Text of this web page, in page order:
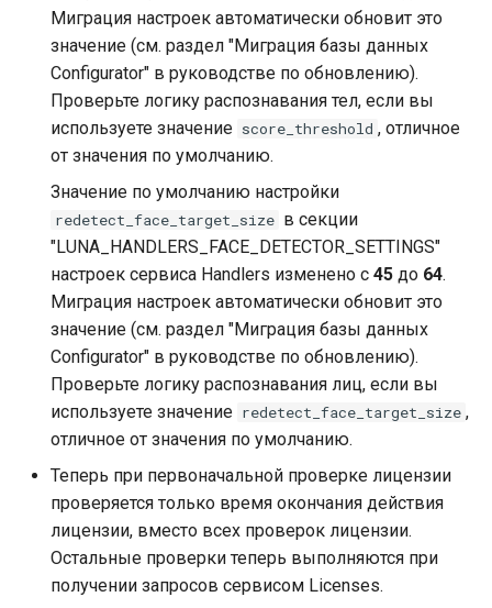
Дополнительная
информация
Рекомендации
Диаграммы
последовательностей
Описание баз данных
Ошибки API
Описание параметров
сервисов
Раздел «Архив событий»
Раздел «Поиск»
Раздел «Лица»
Раздел «Списки»
Раздел «Сценарии»
Раздел «Верификация»
Раздел «Источники
событий»
Раздел «Задачи»
Раздел «Проверки»
Раздел «Пользователи»
Раздел «Мониторинг»
Активация лицензии
Включение GPU
Конфигурация баз
PLATFORM
Задание настроек
Подготовка окружения
Установка Helm чартов
Дополнительная
информация
Ручная установка
Ручное обновление
Руководство по утилите
Storages
окружения
Руководство по
активации
Обновление
лицензионного ключа
Guardant
Смена вендора
Диаграммы
последовательностей
Использование Redis
Sentinel
Описание параметров
сервисов
документации
Примечания к выпуску
LUNA Index Module
LUNA Index Module
LUNA Index Module
LUNA Index Module
LUNA Index Module
LUNA Index Module
LUNA Index Module
LUNA Index Module
Миграция настроек автоматически обновит это
значение (см. раздел "Миграция базы данных
Configurator" в руководстве по обновлению).
Проверьте логику распознавания тел, если вы
используете значение score_threshold , отличное
от значения по умолчанию.
Значение по умолчанию настройки
redetect_face_target_size в секции
"LUNA_HANDLERS_FACE_DETECTOR_SETTINGS"
настроек сервиса Handlers изменено с 45 до 64.
Миграция настроек автоматически обновит это
значение (см. раздел "Миграция базы данных
Configurator" в руководстве по обновлению).
Проверьте логику распознавания лиц, если вы
используете значение redetect_face_target_size ,
отличное от значения по умолчанию.
Теперь при первоначальной проверке лицензии
проверяется только время окончания действия
лицензии, вместо всех проверок лицензии.
Остальные проверки теперь выполняются при
получении запросов сервисом Licenses.